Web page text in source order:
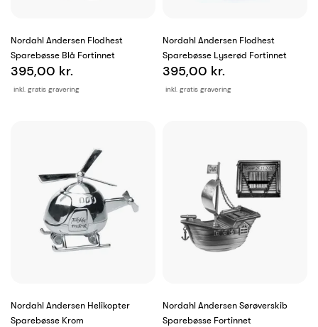
Nordahl Andersen Flodhest
Sparebøsse Blå Fortinnet
inkl. gratis gravering
395,00 kr.
Nordahl Andersen Flodhest
Sparebøsse Lyserød Fortinnet
inkl. gratis gravering
395,00 kr.
Nordahl Andersen Helikopter
Sparebøsse Krom
Nordahl Andersen Sørøverskib
Sparebøsse Fortinnet